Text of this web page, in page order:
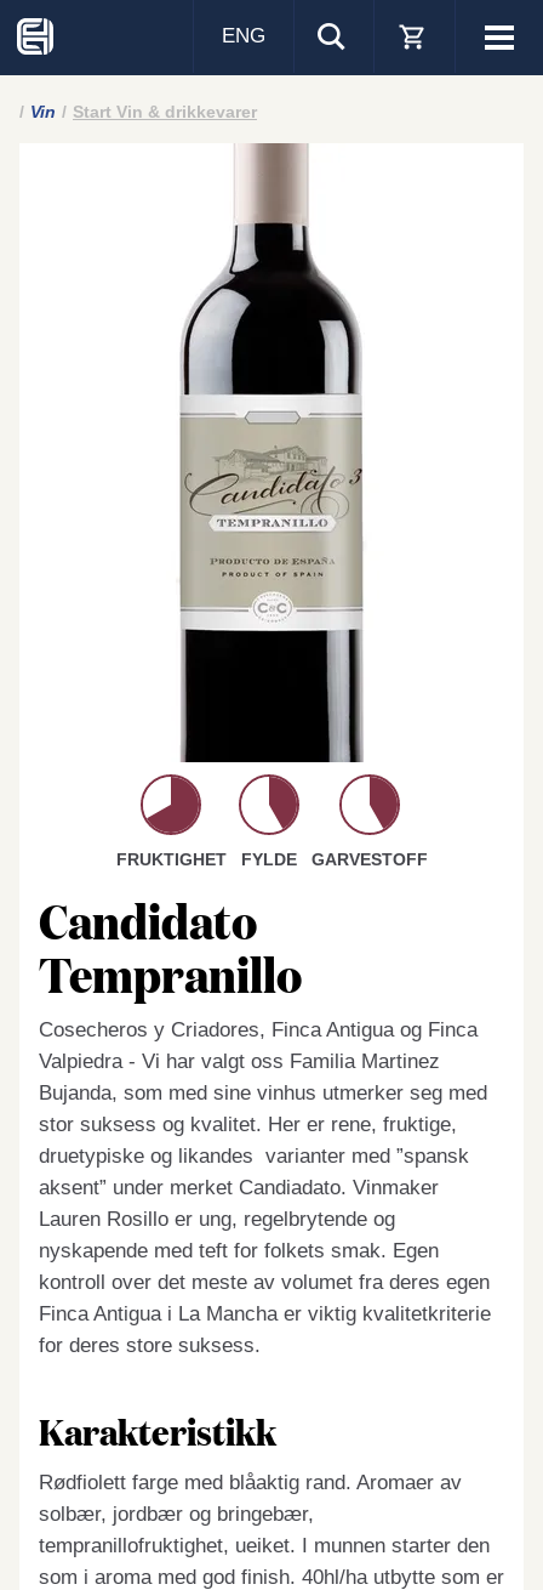
Visa
ENG
Vin Start Vin & drikkevarer
FRUKTIGHET FYLDE GARVESTOFF
Candidato
Tempranillo
Cosecheros y Criadores, Finca Antigua og Finca
Valpiedra - Vi har valgt oss Familia Martinez
Bujanda, som med sine vinhus utmerker seg med
stor suksess og kvalitet. Her er rene, fruktige,
druetypiske og likandes varianter med ”spansk
aksent” under merket Candiadato. Vinmaker
Lauren Rosillo er ung, regelbrytende og
nyskapende med teft for folkets smak. Egen
kontroll over det meste av volumet fra deres egen
Finca Antigua i La Mancha er viktig kvalitetkriterie
for deres store suksess.
Karakteristikk
Rødfiolett farge med blåaktig rand. Aromaer av
solbær, jordbær og bringebær,
tempranillofruktighet, ueiket. I munnen starter den
som i aroma med god finish. 40hl/ha utbytte som er